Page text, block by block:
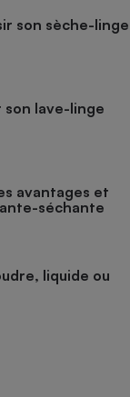
son sèche-linge
son lave-linge
avantages et
séchante
liquide ou